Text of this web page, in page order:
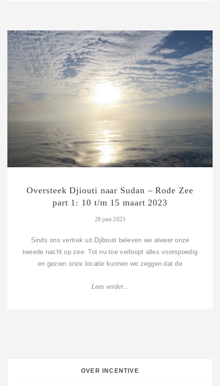
Oversteek Djiouti naar Sudan – Rode Zee
part 1: 10 t/m 15 maart 2023
28 juni 2023
Sinds ons vertrek uit Djibouti beleven we alweer onze
tweede nacht op zee. Tot nu toe verloopt alles voorspoedig
en gezien onze locatie kunnen we zeggen dat de
Lees verder...
OVER INCENTIVE